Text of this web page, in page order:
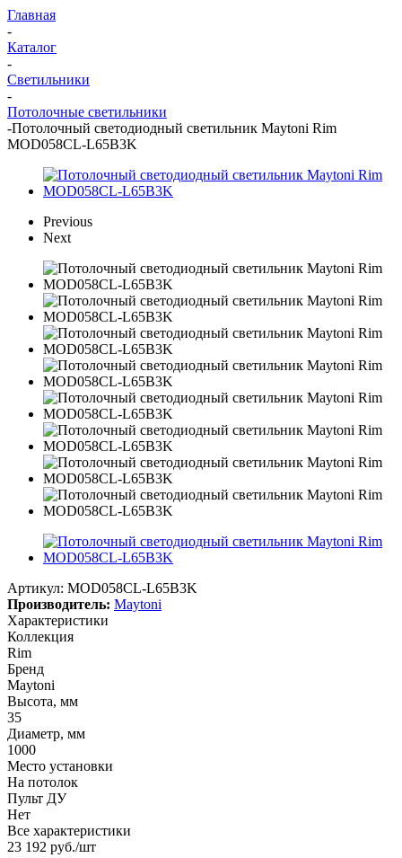
Главная
-
Каталог
-
Светильники
-
Потолочные светильники
-Потолочный светодиодный светильник Maytoni Rim
MOD058CL-L65B3K
Previous
Next
Артикул: MOD058CL-L65B3K
Производитель: Maytoni
Характеристики
Коллекция
Rim
Бренд
Maytoni
Высота, мм
35
Диаметр, мм
1000
Место установки
На потолок
Пульт ДУ
Нет
Все характеристики
23 192 руб./шт